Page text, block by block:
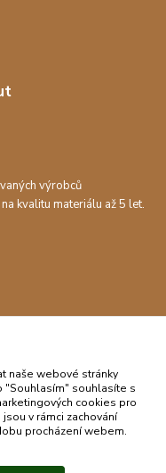
výrobců
kvalitu materiálu až 5 let.
naše webové stránky
"Souhlasím" souhlasíte s
cookies pro
v rámci zachování
procházení webem.